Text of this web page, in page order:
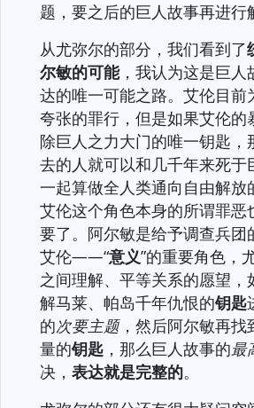
题，要之后的巨人故事再进行
从尤弥尔的部分，我们看到了
尔敏的可能，我认为这是巨人
达的唯一可能之路。艾伦目前
夸张的罪行，但是如果艾伦的
除巨人之力大门的唯一钥匙，
去的人就可以和几千年来死于
一起算做全人类通向自由解放
艾伦这个角色本身的所谓罪恶
要了。阿尔敏是给予调查兵
艾伦——“意义”的重要角色，
之间理解、平等关系的愿望，
解马莱、帕岛千年仇恨的钥匙
的次要主题，然后阿尔敏再找
量的钥匙 ，那么巨人故事的最
决， 表达就是完整的。